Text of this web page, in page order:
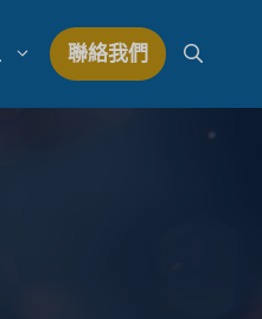
聯絡我們